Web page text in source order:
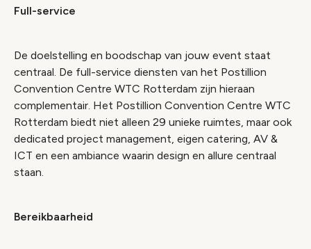
Full-service
De doelstelling en boodschap van jouw event staat
centraal. De full-service diensten van het Postillion
Convention Centre WTC Rotterdam zijn hieraan
complementair. Het Postillion Convention Centre WTC
Rotterdam biedt niet alleen 29 unieke ruimtes, maar ook
dedicated project management, eigen catering, AV &
ICT en een ambiance waarin design en allure centraal
staan.
Bereikbaarheid